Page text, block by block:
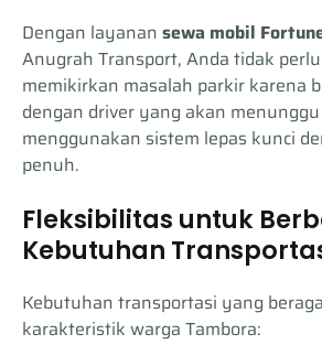
Dengan layanan sewa mobil
Anugrah Transport, Anda tidak
memikirkan masalah parkir karena
dengan driver yang akan
menggunakan sistem lepas kunci
penuh.
Fleksibilitas untuk
Kebutuhan
Kebutuhan transportasi yang
karakteristik warga Tambora: